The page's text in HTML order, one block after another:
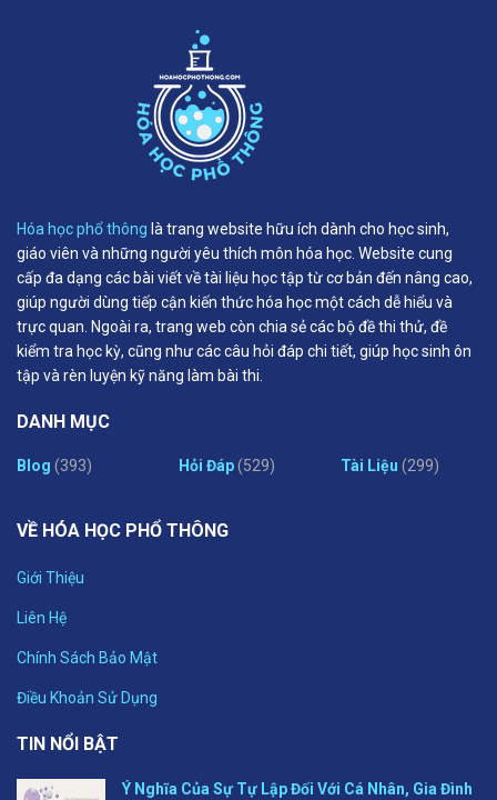
Hóa học phổ thông là trang website hữu ích dành cho học sinh,
giáo viên và những người yêu thích môn hóa học. Website cung
cấp đa dạng các bài viết về tài liệu học tập từ cơ bản đến nâng cao,
giúp người dùng tiếp cận kiến thức hóa học một cách dễ hiểu và
trực quan. Ngoài ra, trang web còn chia sẻ các bộ đề thi thử, đề
kiểm tra học kỳ, cũng như các câu hỏi đáp chi tiết, giúp học sinh ôn
tập và rèn luyện kỹ năng làm bài thi.
DANH MỤC
Blog (393) Hỏi Đáp(529) Tài Liệu (299)
VỀ HÓA HỌC PHỔ THÔNG
Giới Thiệu
Liên Hệ
Chính Sách Bảo Mật
Điều Khoản Sử Dụng
TIN NỔI BẬT
Ý Nghĩa Của Sự Tự Lập Đối Với Cá Nhân, Gia Đình